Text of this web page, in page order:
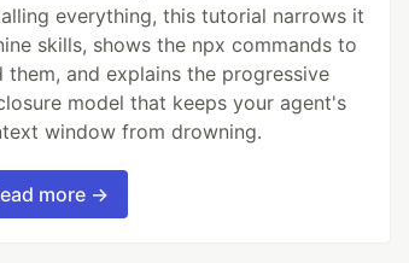
everything, this tutorial narrows it
skills, shows the npx commands to
them, and explains the progressive
model that keeps your agent's
window from drowning.
more →